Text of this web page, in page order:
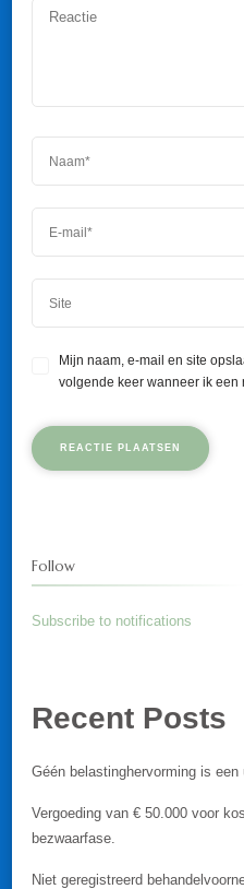
Mijn naam, e-mail en site
volgende keer wanneer ik een
Follow
Subscribe to notifications
Recent Posts
Géén belastinghervorming is een
Vergoeding van € 50.000 voor
bezwaarfase.
Niet geregistreerd